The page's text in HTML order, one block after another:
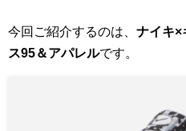
今回ご紹介するのは、 ナイキ×
ス95＆アパレルです。